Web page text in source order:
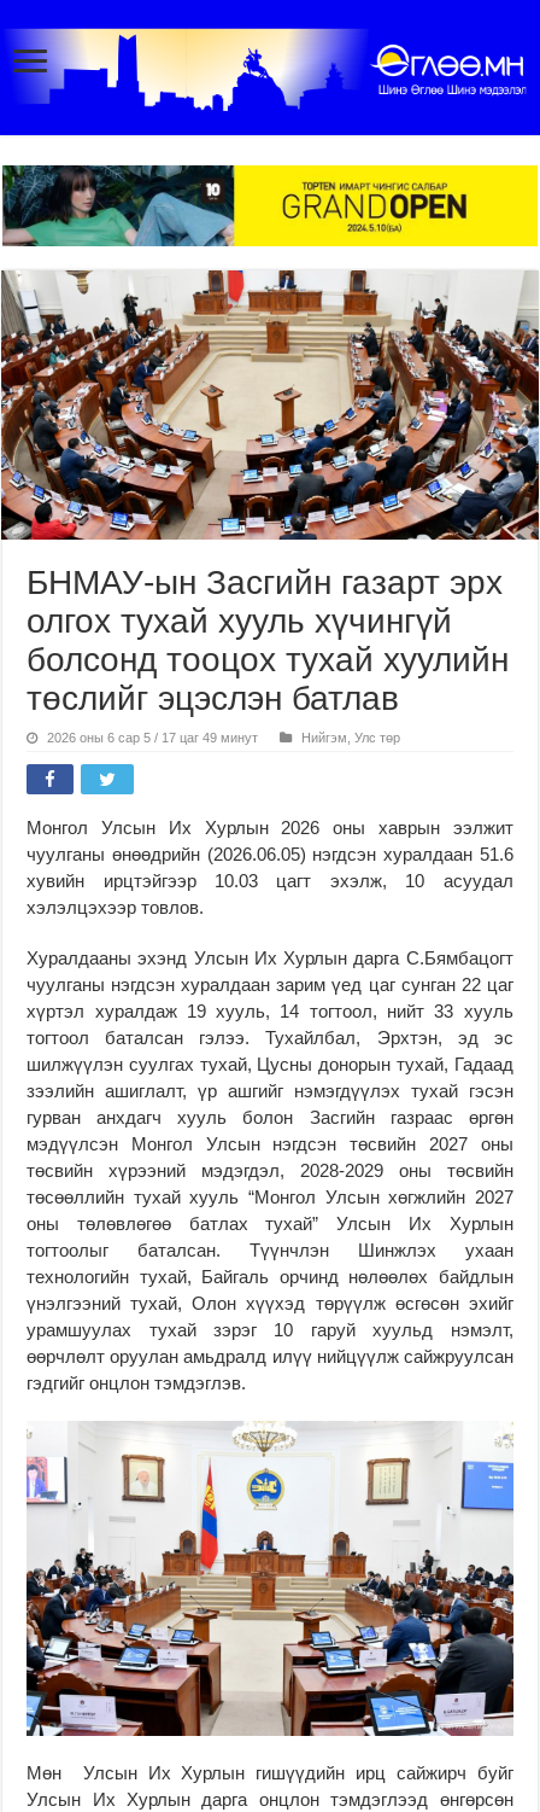
БНМАУ-ын Засгийн газарт эрх
олгох тухай хууль хүчингүй
болсонд тооцох тухай хуулийн
төслийг эцэслэн батлав
2026 оны 6 сар 5 / 17 цаг 49 минут Нийгэм ,Улс төр
Монгол Улсын Их Хурлын 2026 оны хаврын ээлжит
чуулганы өнөөдрийн (2026.06.05) нэгдсэн хуралдаан 51.6
хувийн ирцтэйгээр 10.03 цагт эхэлж, 10 асуудал
хэлэлцэхээр товлов.
Хуралдааны эхэнд Улсын Их Хурлын дарга С.Бямбацогт
чуулганы нэгдсэн хуралдаан зарим үед цаг сунган 22 цаг
хүртэл хуралдаж 19 хууль, 14 тогтоол, нийт 33 хууль
тогтоол баталсан гэлээ. Тухайлбал, Эрхтэн, эд эс
шилжүүлэн суулгах тухай, Цусны донорын тухай, Гадаад
зээлийн ашиглалт, үр ашгийг нэмэгдүүлэх тухай гэсэн
гурван анхдагч хууль болон Засгийн газраас өргөн
мэдүүлсэн Монгол Улсын нэгдсэн төсвийн 2027 оны
төсвийн хүрээний мэдэгдэл, 2028-2029 оны төсвийн
төсөөллийн тухай хууль “Монгол Улсын хөгжлийн 2027
оны төлөвлөгөө батлах тухай” Улсын Их Хурлын
тогтоолыг баталсан. Түүнчлэн Шинжлэх ухаан
технологийн тухай, Байгаль орчинд нөлөөлөх байдлын
үнэлгээний тухай, Олон хүүхэд төрүүлж өсгөсөн эхийг
урамшуулах тухай зэрэг 10 гаруй хуульд нэмэлт,
өөрчлөлт оруулан амьдралд илүү нийцүүлж сайжруулсан
гэдгийг онцлон тэмдэглэв.
Мөн Улсын Их Хурлын гишүүдийн ирц сайжирч буйг
Улсын Их Хурлын дарга онцлон тэмдэглээд өнгөрсөн